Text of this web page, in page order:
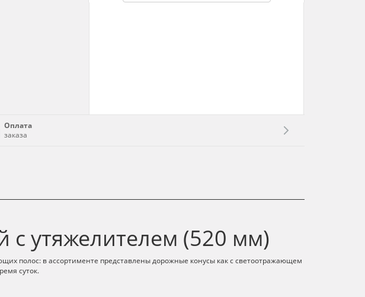
Оплата
заказа
утяжелителем (520 мм)
полос: в ассортименте представлены дорожные конусы как с светоотражающем
суток.